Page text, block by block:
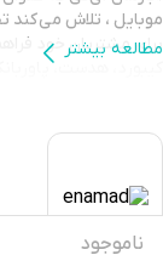
ناموجود
موبایل ، تلاش می‌کند
برای مشتریان خود
کیبورد، هدست،
تمامی محصولات ارائه
آماده‌ی پاسخگویی و
خود داشته باشید.
خریدی آسان.»
مطالعه بیشتر